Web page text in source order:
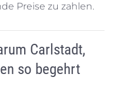
Preise zu zahlen.
Carlstadt,
so begehrt